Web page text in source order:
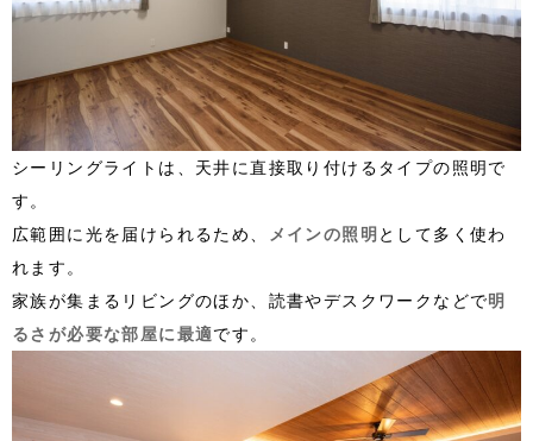
シーリングライトは、天井に直接取り付けるタイプの照明で
す。
広範囲に光を届けられるため、 メインの照明として多く使わ
れます。
家族が集まるリビングのほか、読書やデスクワークなどで明
るさが必要な部屋に最適です。